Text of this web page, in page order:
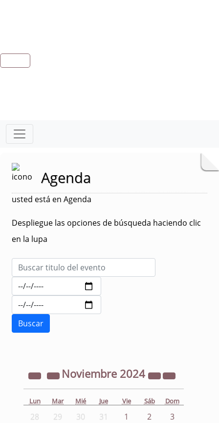
Agenda
usted está en Agenda
Despliegue las opciones de búsqueda haciendo clic
en la lupa
Noviembre 2024
Lun Mar Mié Jue Vie Sáb Dom
28 29 30 31 1 2
3